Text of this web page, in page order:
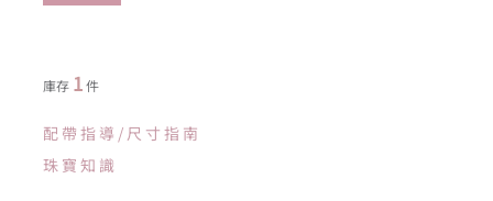
庫存 1件
配帶指導/尺寸指南
珠寶知識